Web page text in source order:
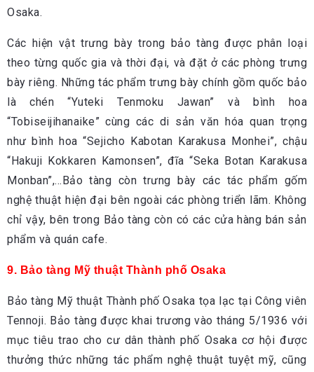
Osaka.
Các hiện vật trưng bày trong bảo tàng được phân loại
theo từng quốc gia và thời đại, và đặt ở các phòng trưng
bày riêng. Những tác phẩm trưng bày chính gồm quốc bảo
là chén “Yuteki Tenmoku Jawan” và bình hoa
“Tobiseijihanaike” cùng các di sản văn hóa quan trọng
như bình hoa “Sejicho Kabotan Karakusa Monhei”, chậu
“Hakuji Kokkaren Kamonsen”, đĩa “Seka Botan Karakusa
Monban”,…Bảo tàng còn trưng bày các tác phẩm gốm
nghệ thuật hiện đại bên ngoài các phòng triển lãm. Không
chỉ vậy, bên trong Bảo tàng còn có các cửa hàng bán sản
phẩm và quán cafe.
9. Bảo tàng Mỹ thuật Thành phố Osaka
Bảo tàng Mỹ thuật Thành phố Osaka tọa lạc tại Công viên
Tennoji. Bảo tàng được khai trương vào tháng 5/1936 với
mục tiêu trao cho cư dân thành phố Osaka cơ hội được
thưởng thức những tác phẩm nghệ thuật tuyệt mỹ, cũng